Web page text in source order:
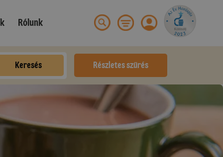
Rólunk
Keresés Részletes szűrés